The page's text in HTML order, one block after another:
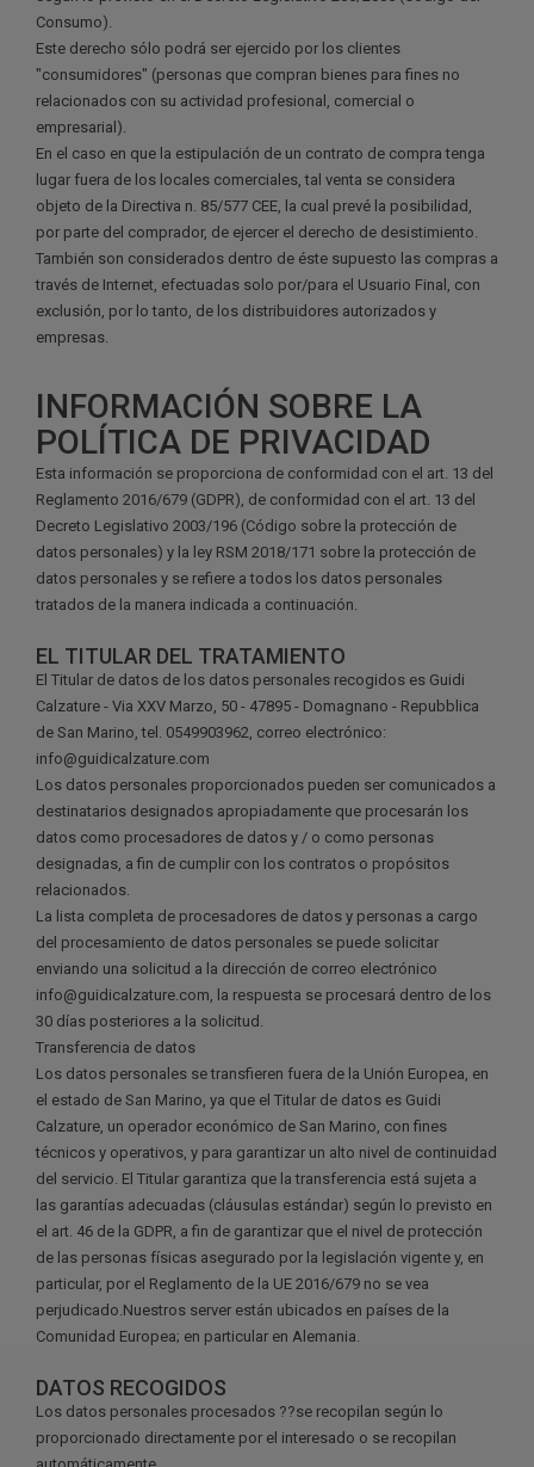
Consumo).
Este derecho sólo podrá ser ejercido por los clientes
"consumidores" (personas que compran bienes para fines no
relacionados con su actividad profesional, comercial o
empresarial).
En el caso en que la estipulación de un contrato de compra tenga
lugar fuera de los locales comerciales, tal venta se considera
objeto de la Directiva n. 85/577 CEE, la cual prevé la posibilidad,
por parte del comprador, de ejercer el derecho de desistimiento.
También son considerados dentro de éste supuesto las compras a
través de Internet, efectuadas solo por/para el Usuario Final, con
exclusión, por lo tanto, de los distribuidores autorizados y
empresas.
INFORMACIÓN SOBRE LA
POLÍTICA DE PRIVACIDAD
Esta información se proporciona de conformidad con el art. 13 del
Reglamento 2016/679 (GDPR), de conformidad con el art. 13 del
Decreto Legislativo 2003/196 (Código sobre la protección de
datos personales) y la ley RSM 2018/171 sobre la protección de
datos personales y se refiere a todos los datos personales
tratados de la manera indicada a continuación.
EL TITULAR DEL TRATAMIENTO
El Titular de datos de los datos personales recogidos es Guidi
Calzature - Via XXV Marzo, 50 - 47895 - Domagnano - Repubblica
de San Marino, tel. 0549903962, correo electrónico:
info@guidicalzature.com
Los datos personales proporcionados pueden ser comunicados a
destinatarios designados apropiadamente que procesarán los
datos como procesadores de datos y / o como personas
designadas, a fin de cumplir con los contratos o propósitos
relacionados.
La lista completa de procesadores de datos y personas a cargo
del procesamiento de datos personales se puede solicitar
enviando una solicitud a la dirección de correo electrónico
info@guidicalzature.com, la respuesta se procesará dentro de los
30 días posteriores a la solicitud.
Transferencia de datos
Los datos personales se transfieren fuera de la Unión Europea, en
el estado de San Marino, ya que el Titular de datos es Guidi
Calzature, un operador económico de San Marino, con fines
técnicos y operativos, y para garantizar un alto nivel de continuidad
del servicio. El Titular garantiza que la transferencia está sujeta a
las garantías adecuadas (cláusulas estándar) según lo previsto en
el art. 46 de la GDPR, a fin de garantizar que el nivel de protección
de las personas físicas asegurado por la legislación vigente y, en
particular, por el Reglamento de la UE 2016/679 no se vea
perjudicado.Nuestros server están ubicados en países de la
Comunidad Europea; en particular en Alemania.
DATOS RECOGIDOS
Los datos personales procesados ??se recopilan según lo
proporcionado directamente por el interesado o se recopilan